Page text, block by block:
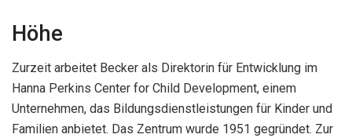
Höhe
Zurzeit arbeitet Becker als Direktorin für Entwicklung im
Hanna Perkins Center for Child Development, einem
Unternehmen, das Bildungsdienstleistungen für Kinder und
Familien anbietet. Das Zentrum wurde 1951 gegründet. Zur